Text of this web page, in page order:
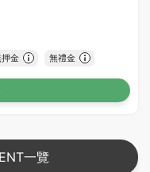
金 無禮金
一覽